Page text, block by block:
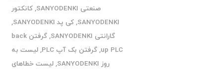
صنعتی SANYODENKI
,کانکتور
SANYODENKI
,کی پد SANYODENKI
,
گارانتی SANYODENKI
,
گرفتن back
up PLC
,گرفتن بک آپ PLC ,لیست به
روز SANYODENKI
,لیست خطاهای